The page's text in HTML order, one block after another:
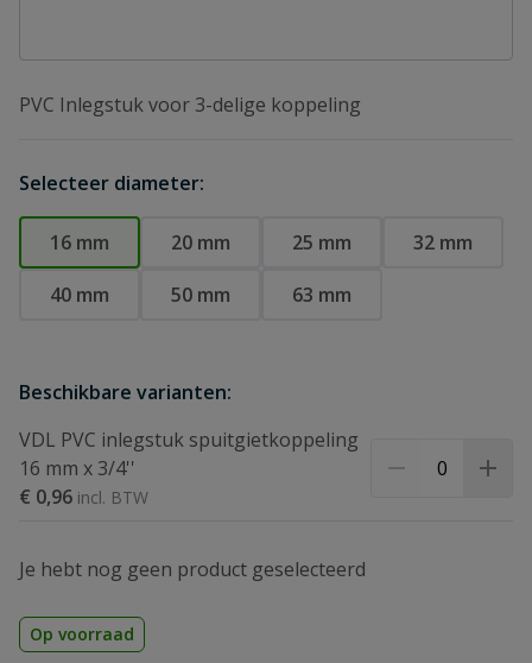
PVC Inlegstuk voor 3-delige koppeling
Selecteer diameter:
16 mm 20 mm 25 mm
32 mm
40 mm
50 mm 63 mm
Beschikbare varianten:
VDL PVC inlegstuk spuitgietkoppeling
16 mm x 3/4''
€ 0,96
Je hebt nog geen product geselecteerd
Op voorraad